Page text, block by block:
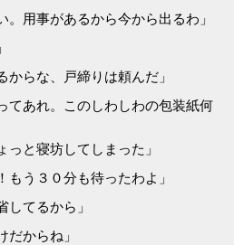
。用事があるから今から出るわ」
からな、戸締りは頼んだ」
てあれ。このしわしわの包装紙何
っと寝坊してしまった」
う３０分も待ったわよ」
てるから」
だからね」